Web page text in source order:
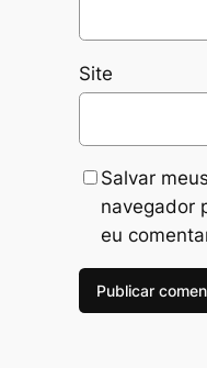
Site
Salvar
navegador
eu